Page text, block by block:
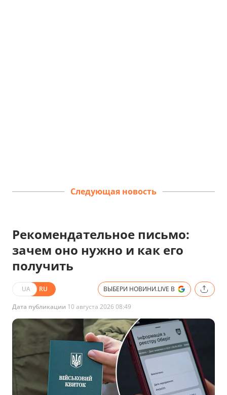
Следующая новость
Рекомендательное письмо:
зачем оно нужно и как его
получить
UA RU ВЫБЕРИ НОВИНИ.LIVE В
Дата публикации 10 августа 2026 08:49